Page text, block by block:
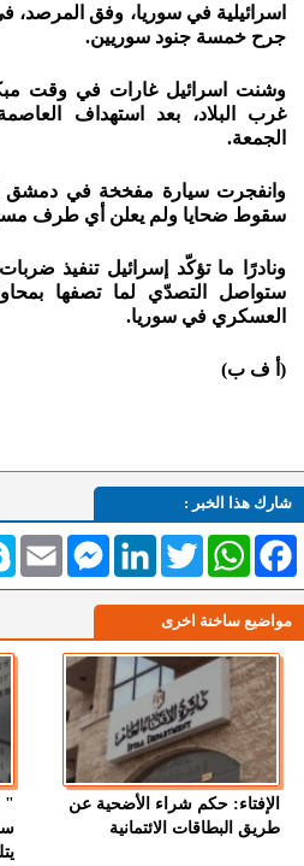
اسرائيلية في سوريا، وفق المرصد،
جرح خمسة جنود سوريين.
وشنت اسرائيل غارات في وقت
غرب البلاد، بعد استهداف
الجمعة.
وانفجرت سيارة مفخخة في دمشق
سقوط ضحايا ولم يعلن أي طرف
ونادرًا ما تؤكّد إسرائيل تنفيذ
ستواصل التصدّي لما تصفها
العسكري في سوريا.
(أ ف ب)
شارك هذا الخبر :
Email
MessengerLinkedInTwitterWhatsAppFacebook
مواضيع ساخنة اخرى
الإفتاء: حكم شراء الأضحية عن
طريق البطاقات الائتمانية